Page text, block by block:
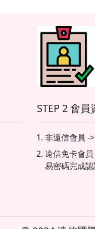
STEP 2 會
非遠信會員 -
遠信免卡會
易密碼完成認